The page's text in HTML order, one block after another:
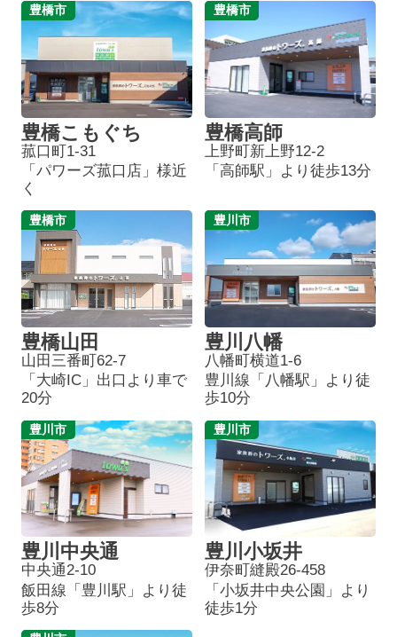
豊橋市
豊橋こもぐち
菰口町1-31
「パワーズ菰口店」様近
く
豊橋市
豊橋高師
上野町新上野12-2
「高師駅」より徒歩13分
豊橋市
豊橋山田
山田三番町62-7
「大崎IC」出口より車で
20分
豊川市
豊川八幡
八幡町横道1-6
豊川線「八幡駅」より徒
歩10分
豊川市
豊川中央通
中央通2-10
飯田線「豊川駅」より徒
歩8分
豊川市
豊川小坂井
伊奈町縫殿26-458
「小坂井中央公園」より
徒歩1分
葬儀プランがお得な会員価格!